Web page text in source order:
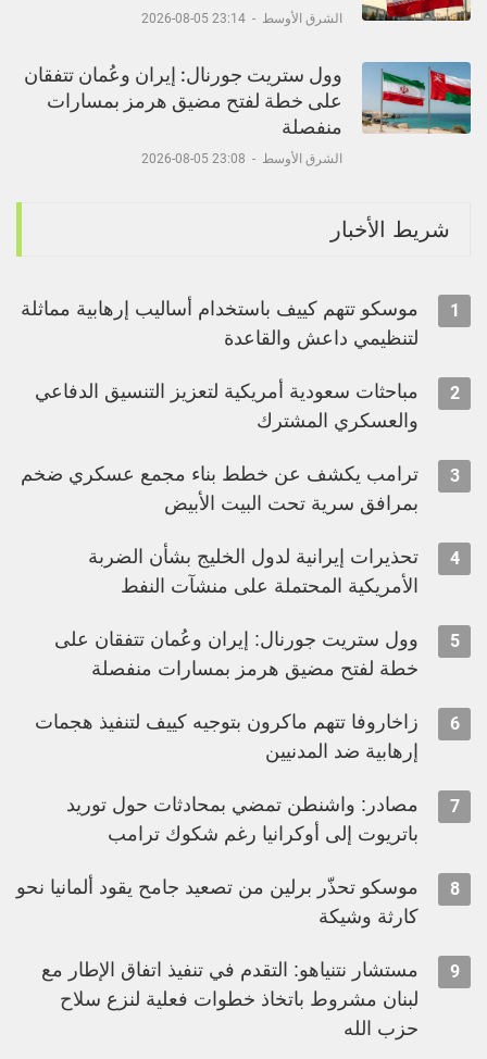
الشرق الأوسط -
23:14 05-08-2026
وول ستريت جورنال: إيران وعُمان تتفقان
على خطة لفتح مضيق هرمز بمسارات
منفصلة
الشرق الأوسط -
23:08 05-08-2026
شريط الأخبار
1
موسكو تتهم كييف باستخدام أساليب إرهابية مماثلة
لتنظيمي داعش والقاعدة
2
مباحثات سعودية أمريكية لتعزيز التنسيق الدفاعي
والعسكري المشترك
3
ترامب يكشف عن خطط بناء مجمع عسكري ضخم
بمرافق سرية تحت البيت الأبيض
4
تحذيرات إيرانية لدول الخليج بشأن الضربة
الأمريكية المحتملة على منشآت النفط
5
وول ستريت جورنال: إيران وعُمان تتفقان على
خطة لفتح مضيق هرمز بمسارات منفصلة
6
زاخاروفا تتهم ماكرون بتوجيه كييف لتنفيذ هجمات
إرهابية ضد المدنيين
7
مصادر: واشنطن تمضي بمحادثات حول توريد
باتريوت إلى أوكرانيا رغم شكوك ترامب
8
موسكو تحذّر برلين من تصعيد جامح يقود ألمانيا نحو
كارثة وشيكة
9
مستشار نتنياهو: التقدم في تنفيذ اتفاق الإطار مع
لبنان مشروط باتخاذ خطوات فعلية لنزع سلاح
حزب الله